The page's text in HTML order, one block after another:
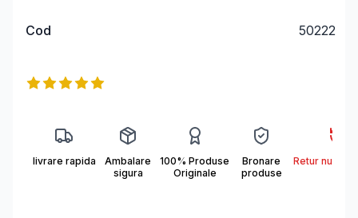
Cod 50222
Informații produs
Reviews
5out of 5 stars
livrare rapida
Ambalare
sigura
100% Produse
Originale
Bronare
produse
Retur nu se